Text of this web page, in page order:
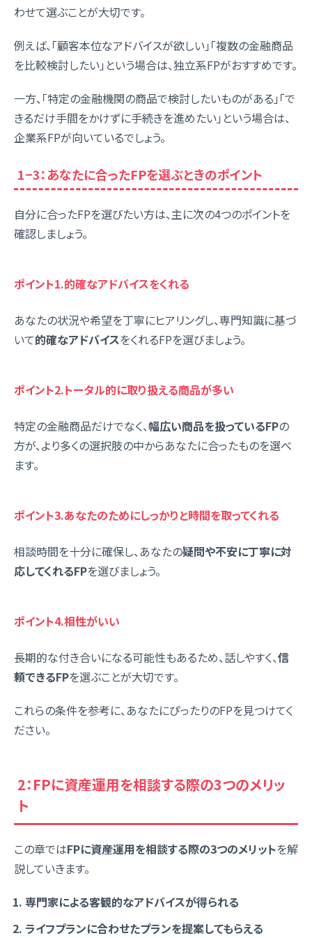
わせて選ぶことが大切です。
例えば、「顧客本位なアドバイスが欲しい」「複数の金融商品
を比較検討したい」という場合は、独立系FPがおすすめです。
一方、「特定の金融機関の商品で検討したいものがある」「で
きるだけ手間をかけずに手続きを進めたい」という場合は、
企業系FPが向いているでしょう。
1−3：あなたに合ったFPを選ぶときのポイント
自分に合ったFPを選びたい方は、主に次の4つのポイントを
確認しましょう。
ポイント1.的確なアドバイスをくれる
あなたの状況や希望を丁寧にヒアリングし、専門知識に基づ
いて的確なアドバイスをくれるFPを選びましょう。
ポイント2.トータル的に取り扱える商品が多い
特定の金融商品だけでなく、幅広い商品を扱っているFPの
方が、より多くの選択肢の中からあなたに合ったものを選べ
ます。
ポイント3.あなたのためにしっかりと時間を取ってくれる
相談時間を十分に確保し、あなたの疑問や不安に丁寧に対
応してくれるFPを選びましょう。
ポイント4.相性がいい
長期的な付き合いになる可能性もあるため、話しやすく、信
頼できるFPを選ぶことが大切です。
これらの条件を参考に、あなたにぴったりのFPを見つけてく
ださい。
2：FPに資産運用を相談する際の3つのメリッ
ト
この章ではFPに資産運用を相談する際の3つのメリットを解
説していきます。
専門家による客観的なアドバイスが得られる
ライフプランに合わせたプランを提案してもらえる